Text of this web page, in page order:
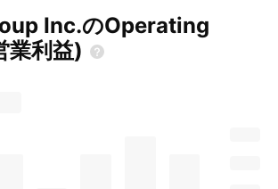
Inc.のOperating
業利益)